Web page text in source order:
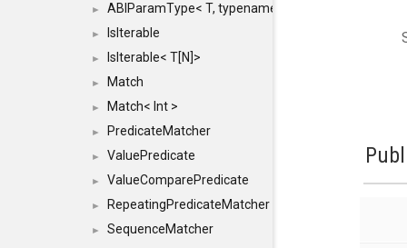
► ABIParamType< T, typename std::enable_if<
► IsIterable
► IsIterable< T[N]>
► Match
► Match< Int >
► PredicateMatcher
► ValuePredicate
► ValueComparePredicate
► RepeatingPredicateMatcher
►
SequenceMatcher